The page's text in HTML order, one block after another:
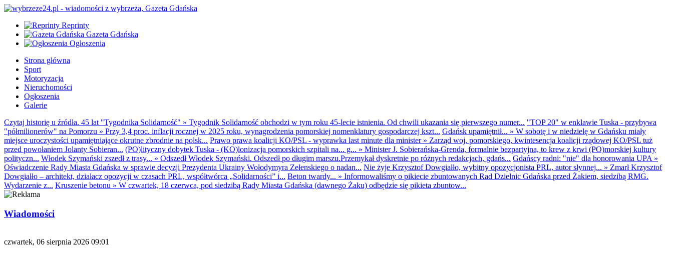
Reprinty
Gazeta Gdańska
Ogłoszenia
Strona główna
Sport
Motoryzacja
Nieruchomości
Ogłoszenia
Galerie
Czytaj historię u źródła. 45 lat "Tygodnika Solidarność" » Tygodnik Solidarność obchodzi w tym roku 45-lecie istnienia. Od chwili ukazania się pierwszego numer... "TOP 20" w enklawie Tuska - przybywa
"półmilionerów" na Pomorzu » Przy 3,4 proc. inflacji rocznej w 2025 roku, wynagrodzenia pomorskiej nomenklatury gospodarczej kszt... Gdańsk upamiętnił... » W sobotę i w niedzielę w Gdańsku miały
miejsce uroczystości upamiętniające okrutne zbrodnie na polsk... Prawo prawa koalicji KO/PSL - wyprawka last minute dla minister» Zarząd woj. pomorskiego, kwintesencja koalicji rządowej KO/PSL tuż
przed powołaniem Jolanty Sobieran... (PO)lityczny dobytek Tuska - (KO)lonizacja pomorskich szpitali na... g... » Minister J. Sobierańska-Grenda, formalnie bezpartyjna, to krew z krwi (PO)morskiej kultury
polityczn... Włodek Szymański zszedł z trasy... » Odszedł Włodek Szymański. Odszedł po długim marszu.Przemykał dyskretnie po różnych redakcjach, gdańs... Gdańscy radni: "nie" dla honorowania UPA »
Oświadczenie Rady Miasta Gdańska w sprawie decyzji Prezydenta Ukrainy Wołodymyra Zełenskiego o nadan... Nie żyje Krzysztof Dowgiałło, wybitny opozycjonista PRL, autor słynnej... » Zmarł Krzysztof
Dowgiałło – architekt, działacz opozycji w czasach PRL, współtwórca „Solidarności” i... Beton twardy... » Informowaliśmy o pikiecie zbuntowanych Rad Dzielnic Gdańska przed Żakiem, siedzibą RMG.
Wydarzenie z... Kruszenie betonu » W czwartek, 18 czerwca, pod siedzibą Rady Miasta Gdańska (dawnego Żaku) odbędzie się pikieta zbuntow...
Wiadomości
czwartek, 06 sierpnia 2026 09:01